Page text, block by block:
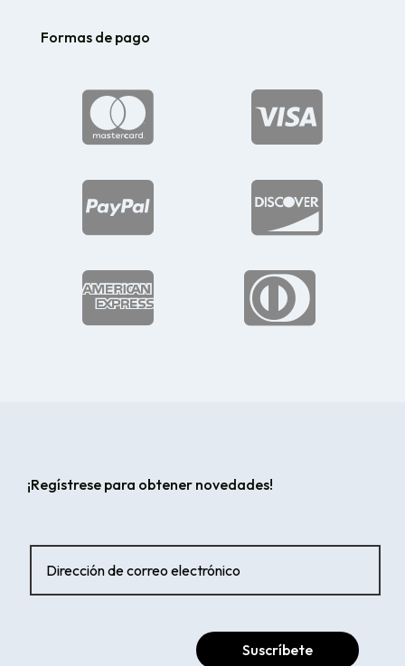
Formas de pago






¡Regístrese para obtener novedades!
Suscríbete